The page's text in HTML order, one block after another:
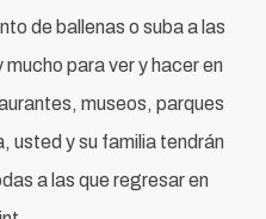
de ballenas o suba a las
para ver y hacer en
museos, parques
usted y su familia tendrán
a las que regresar en